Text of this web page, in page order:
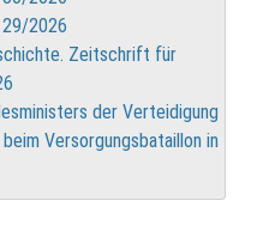
2026
Zeitschrift für
der Verteidigung
Versorgungsbataillon in